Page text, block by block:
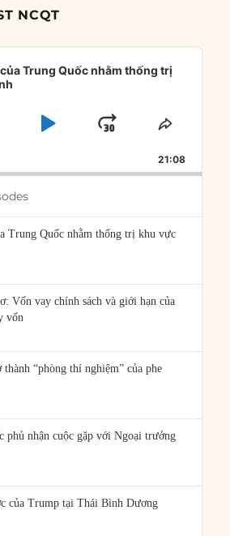
NCQT
Trung Quốc nhằm thống trị
PLAYJUMP
FORWARD
SHARE
21:08
Trung Quốc nhằm thống trị khu vực
Vốn vay chính sách và giới hạn của
vốn
“phòng thí nghiệm” của phe
phủ nhận cuộc gặp với Ngoại trưởng
của Trump tại Thái Bình Dương